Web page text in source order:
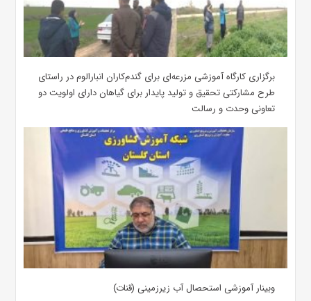
برگزاری کارگاه آموزشی مزرعه‌ای برای گندم‌کاران انبارالوم در راستای
طرح مشارکتی تحقیق و تولید پایدار برای گیاهان دارای اولویت دو
تعاونی وحدت و رسالت
وبینار آموزشی استحصال آب زیرزمینی (قنات)